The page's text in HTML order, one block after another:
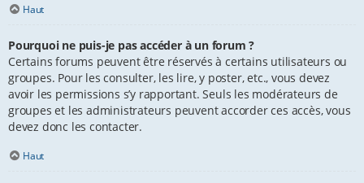
Haut
Pourquoi ne puis-je pas accéder à un forum ?
Certains forums peuvent être réservés à certains utilisateurs ou
groupes. Pour les consulter, les lire, y poster, etc., vous devez
avoir les permissions s’y rapportant. Seuls les modérateurs de
groupes et les administrateurs peuvent accorder ces accès, vous
devez donc les contacter.
Haut